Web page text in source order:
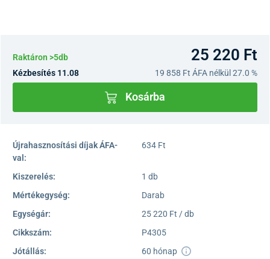
Raktáron >5db 25 220 Ft
Kézbesítés 11.08 19 858 Ft ÁFA nélkül 27.0 %
Kosárba
Újrahasznosítási díjak ÁFA-
val:
634 Ft
Kiszerelés:
1 db
Mértékegység:
Darab
Egységár:
25 220 Ft / db
Cikkszám:
P4305
Jótállás:
60 hónap